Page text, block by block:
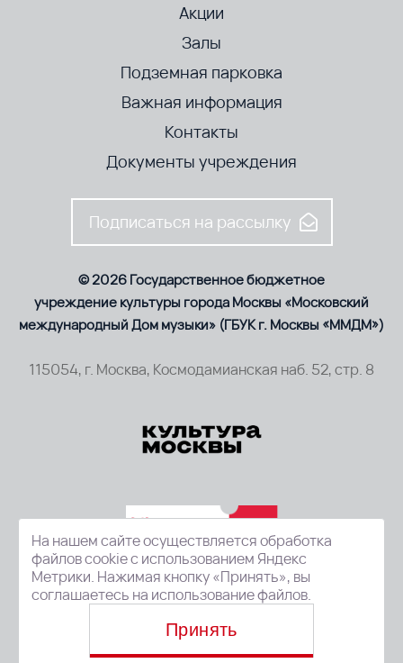
Акции
Залы
Подземная парковка
Важная информация
Контакты
Документы учреждения
Подписаться на рассылку
© 2026 Государственное бюджетное
учреждение культуры города Москвы «Московский
международный Дом музыки» (ГБУК г. Москвы «ММДМ»)
115054, г. Москва, Космодамианская наб. 52, стр. 8
На нашем сайте осуществляется обработка
файлов cookie с использованием Яндекс
Метрики. Нажимая кнопку «Принять», вы
соглашаетесь на использование файлов.
Принять